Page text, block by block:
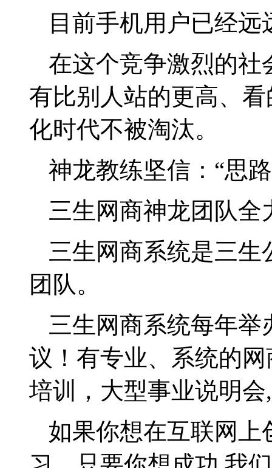
目前手机用户已经
在这个竞争激烈的社
有比别人站的更高、
化时代不被淘汰。
神龙教练坚信： “思
三生网商神龙团队
三生网商系统是三
团队。
三生网商系统每年举
议！有专业、系统的网
培训，大型事业说明会,
如果你想在互联网上